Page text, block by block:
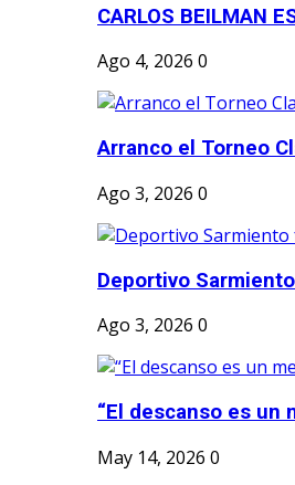
CARLOS BEILMAN
Ago 4, 2026 0
Arranco el Torneo
Ago 3, 2026 0
Deportivo
Ago 3, 2026 0
“El descanso es un
May 14, 2026 0